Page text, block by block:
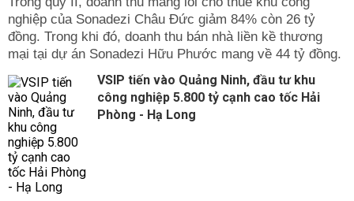
nghiệp của Sonadezi Châu Đức giảm 84% còn 26 tỷ
đồng. Trong khi đó, doanh thu bán nhà liền kề thương
mại tại dự án Sonadezi Hữu Phước mang về 44 tỷ đồng.
VSIP tiến vào Quảng Ninh, đầu tư khu
công nghiệp 5.800 tỷ cạnh cao tốc Hải
Phòng - Hạ Long